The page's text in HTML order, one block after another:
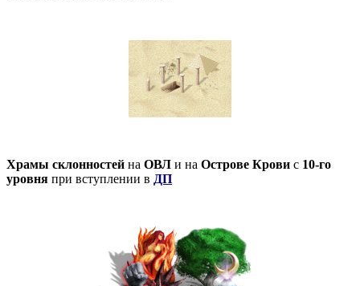
Храмы склонностей на ОВЛ и на Острове Крови с 10-го
уровня при вступлении в ДП